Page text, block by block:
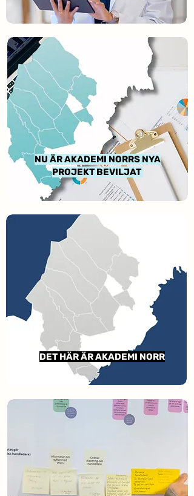
NU ÄR AKADEMI NORRS NYA
PROJEKT BEVILJAT
DET HÄR ÄR AKADEMI NORR